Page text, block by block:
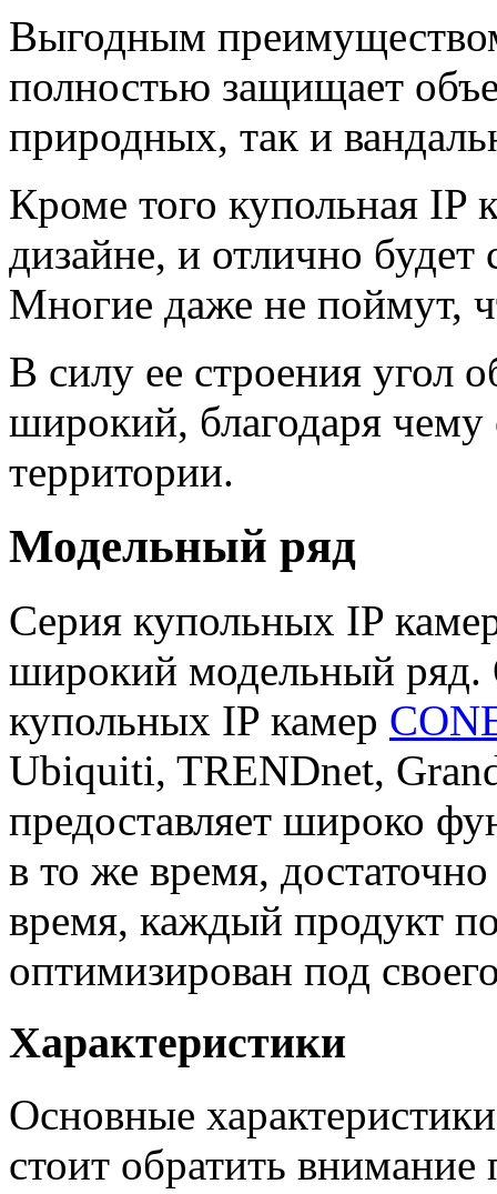
Выгодным
полностью защищает
природных, так и
Кроме того купольная IP
дизайне, и отлично
Многие даже не поймут,
В силу ее строения угол
широкий, благодаря
территории.
Модельный ряд
Серия купольных IP
широкий модельный ряд.
купольных IP камер
Ubiquiti, TRENDnet,
предоставляет широко
в то же время,
время, каждый продукт
оптимизирован под
Характеристики
Основные
стоит обратить